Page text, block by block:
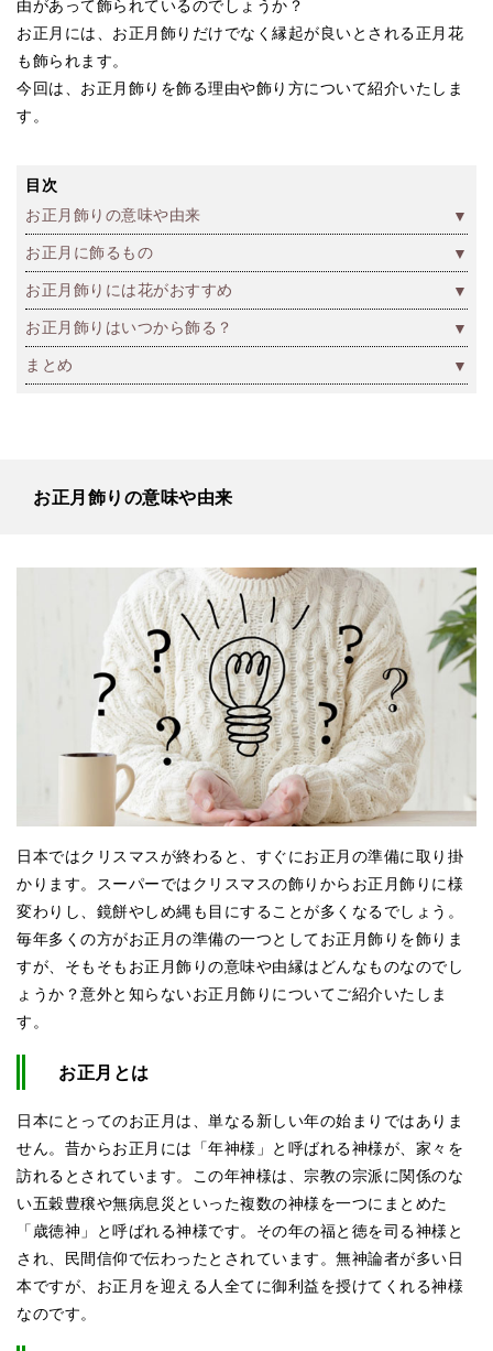
由があって飾られているのでしょうか？
お正月には、お正月飾りだけでなく縁起が良いとされる正月花
も飾られます。
今回は、お正月飾りを飾る理由や飾り方について紹介いたしま
す。
目次
お正月飾りの意味や由来
お正月に飾るもの
お正月飾りには花がおすすめ
お正月飾りはいつから飾る？
まとめ
お正月飾りの意味や由来
日本ではクリスマスが終わると、すぐにお正月の準備に取り掛
かります。スーパーではクリスマスの飾りからお正月飾りに様
変わりし、鏡餅やしめ縄も目にすることが多くなるでしょう。
毎年多くの方がお正月の準備の一つとしてお正月飾りを飾りま
すが、そもそもお正月飾りの意味や由縁はどんなものなのでし
ょうか？意外と知らないお正月飾りについてご紹介いたしま
す。
お正月とは
日本にとってのお正月は、単なる新しい年の始まりではありま
せん。昔からお正月には「年神様」と呼ばれる神様が、家々を
訪れるとされています。この年神様は、宗教の宗派に関係のな
い五穀豊穣や無病息災といった複数の神様を一つにまとめた
「歳徳神」と呼ばれる神様です。その年の福と徳を司る神様と
され、民間信仰で伝わったとされています。無神論者が多い日
本ですが、お正月を迎える人全てに御利益を授けてくれる神様
なのです。